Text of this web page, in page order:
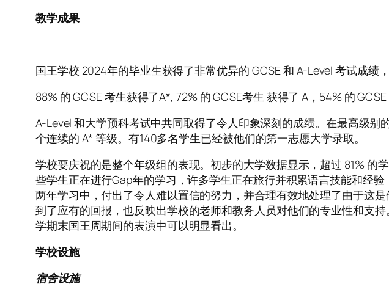
教学成果
国王学校 2024年的毕业生获得了非常优异的 GCSE 和 A-Level 考试成绩
88% 的 GCSE 考生获得了A*, 72% 的 GCSE考生 获得了 A，54% 的 GCSE
A-Level 和大学预科考试中共同取得了令人印象深刻的成绩。在最高级别
个连续的 A* 等级。有140多名学生已经被他们的第一志愿大学录取。
学校要庆祝的是整个年级组的表现。初步的大学数据显示，超过 81%
些学生正在进行Gap年的学习，许多学生正在旅行并积累语言技能和经
两年学习中，付出了令人难以置信的努力，并合理有效地处理了由于这
到了应有的回报，也反映出学校的老师和教务人员对他们的专业性和支
学期末国王周期间的表演中可以明显看出。
学校设施
宿舍设施